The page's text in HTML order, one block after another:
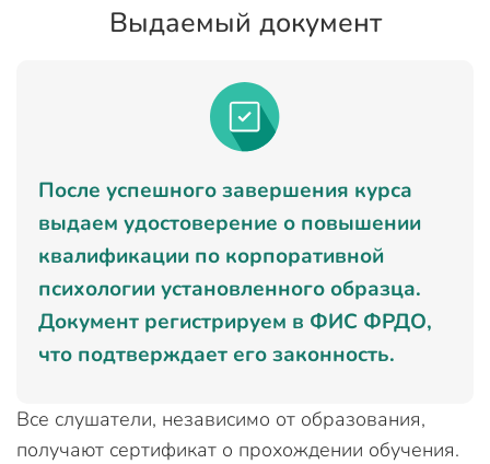
Выдаемый документ
После успешного завершения курса
выдаем удостоверение о повышении
квалификации по корпоративной
психологии установленного образца.
Документ регистрируем в ФИС ФРДО,
что подтверждает его законность.
Все слушатели, независимо от образования,
получают сертификат о прохождении обучения.